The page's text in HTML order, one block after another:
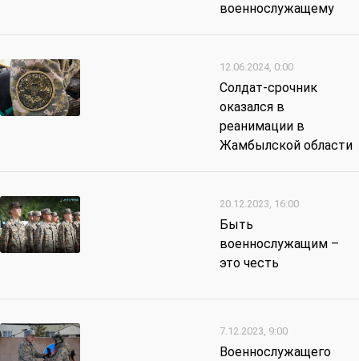
военнослужащему
12.06.2024, 0:00
Солдат-срочник
оказался в
реанимации в
Жамбылской области
20.12.2023, 16:00
Быть
военнослужащим –
это честь
7.12.2023, 9:00
Военнослужащего